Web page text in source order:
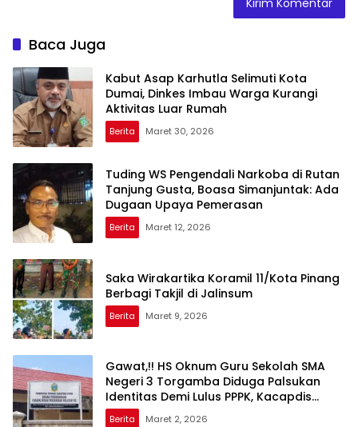
Baca Juga
Kabut Asap Karhutla Selimuti Kota
Dumai, Dinkes Imbau Warga Kurangi
Aktivitas Luar Rumah
Berita Maret 30, 2026
Tuding WS Pengendali Narkoba di Rutan
Tanjung Gusta, Boasa Simanjuntak: Ada
Dugaan Upaya Pemerasan
Berita Maret 12, 2026
Saka Wirakartika Koramil 11/Kota Pinang
Berbagi Takjil di Jalinsum
Berita Maret 9, 2026
Gawat,!! HS Oknum Guru Sekolah SMA
Negeri 3 Torgamba Diduga Palsukan
Identitas Demi Lulus PPPK, Kacapdis
Rantau Prapat Jangan Diam
Berita Maret 2, 2026